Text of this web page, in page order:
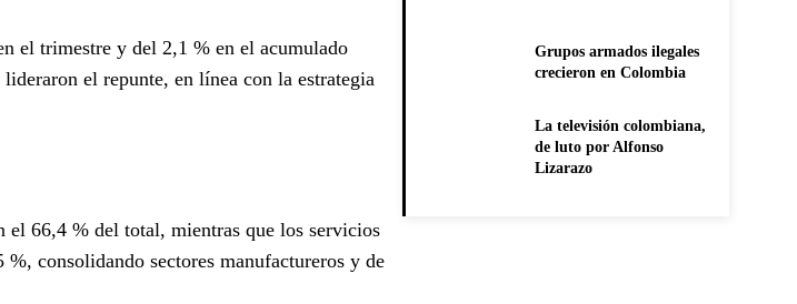
el trimestre y del 2,1 % en el acumulado
el repunte, en línea con la estrategia
el 66,4 % del total, mientras que los servicios
consolidando sectores manufactureros y de
Grupos armados ilegales
crecieron en Colombia
La televisión colombiana,
de luto por Alfonso
Lizarazo